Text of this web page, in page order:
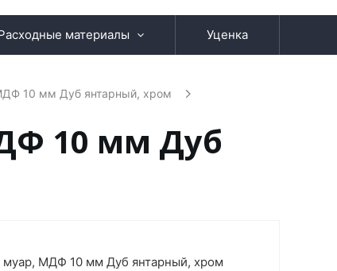
материалы Уценка
10 мм Дуб янтарный, хром
10 мм Дуб
МДФ 10 мм Дуб янтарный, хром